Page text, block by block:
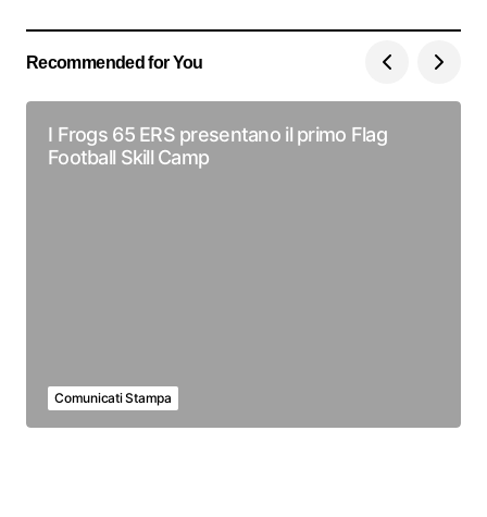
Recommended for You
I Frogs 65 ERS presentano il primo Flag
Football Skill Camp
Comunicati Stampa